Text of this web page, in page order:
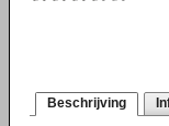
Beschrijving